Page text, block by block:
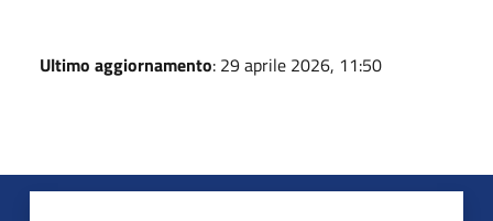
Ultimo aggiornamento: 29 aprile 2026, 11:50